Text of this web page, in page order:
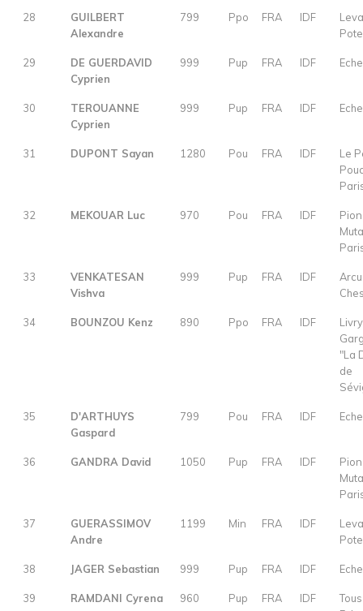
28
GUILBERT
Alexandre
799 Ppo FRA IDF
29
DE GUERDAVID
Cyprien
999 Pup FRA IDF
30
TEROUANNE
Cyprien
999 Pup FRA IDF
31 DUPONT Sayan 1280 Pou FRA IDF
Le
32 MEKOUAR Luc 970 Pou FRA IDF
Pion
33
VENKATESAN
Vishva
999 Pup FRA IDF
34 BOUNZOU Kenz 890 Ppo FRA IDF
Livry
"La
de
35
D'ARTHUYS
Gaspard
799 Pou FRA IDF
36 GANDRA David 1050 Pup FRA IDF
Pion
37
GUERASSIMOV
Andre
1199 Min FRA IDF
38 JAGER Sebastian 999 Pup FRA IDF
39 RAMDANI Cyrena 960 Pup FRA IDF